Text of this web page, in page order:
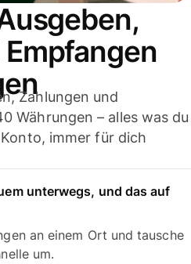
Zahlungen und
Währungen – alles was du
immer für dich
unterwegs, und das auf
an einem Ort und tausche
um.